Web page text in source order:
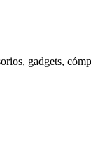
gadgets,